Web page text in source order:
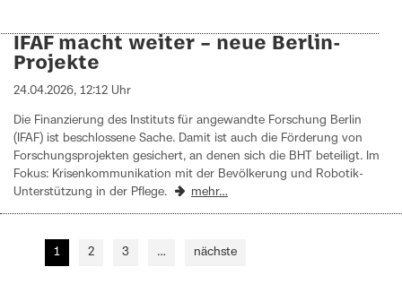
IFAF macht weiter – neue Berlin-
Projekte
24.04.2026, 12:12 Uhr
Die Finanzierung des Instituts für angewandte Forschung Berlin
(IFAF) ist beschlossene Sache. Damit ist auch die Förderung von
Forschungsprojekten gesichert, an denen sich die BHT beteiligt. Im
Fokus: Krisenkommunikation mit der Bevölkerung und Robotik-
Unterstützung in der Pflege.
mehr…
1 2 3 … nächste